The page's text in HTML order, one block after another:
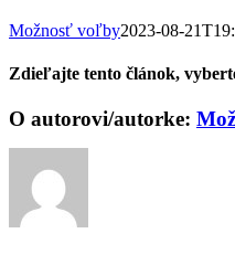
Možnosť voľby2023-08-
Zdieľajte tento článok,
Facebook
X
Reddit
LinkedIn
WhatsApp
Telegram
Tumblr
Pinterest
Vk
Xing
Email
O autorovi/autorke: